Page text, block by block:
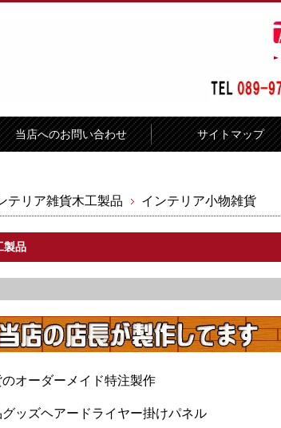
当店へのお問い合わせ サイトマップ
テリア雑貨木工製品 インテリア小物雑貨
製品
オーダーメイド特注製作
ッズヘアードライヤー掛けパネル